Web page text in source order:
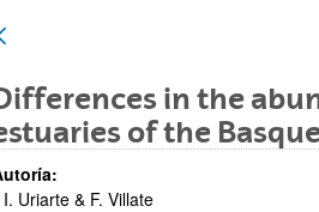
subpáginas
subpáginas
in the
of the
I. Uriarte & F. Villate